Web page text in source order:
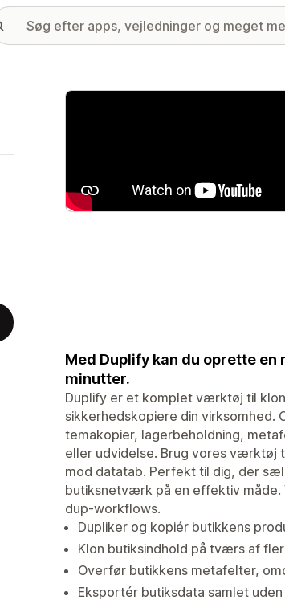
Galleri med udvalgte billeder
Med Duplify kan du oprette
minutter.
Duplify er et komplet værktøj til
sikkerhedskopiere din
temakopier, lagerbeholdning,
eller udvidelse. Brug vores værktøj
mod datatab. Perfekt til dig, der
butiksnetværk på en effektiv
dup-workflows.
Dupliker og kopiér butikkens
Klon butiksindhold på tværs af
Overfør butikkens metafelter,
Eksportér butiksdata samlet